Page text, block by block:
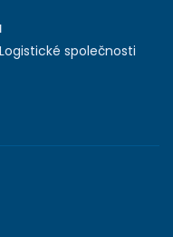
Logistické společnosti